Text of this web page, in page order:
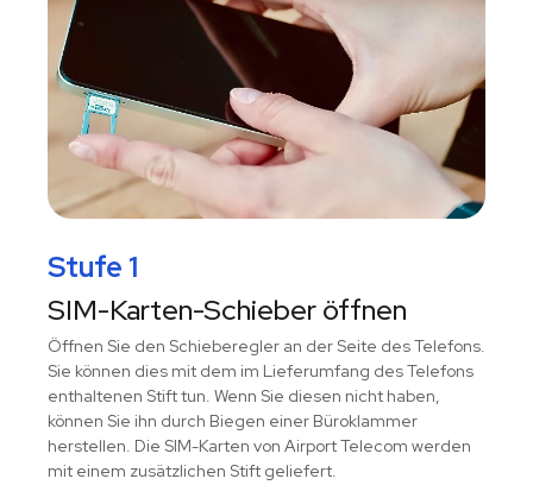
Stufe 1
SIM-Karten-Schieber öffnen
Öffnen Sie den Schieberegler an der Seite des Telefons.
Sie können dies mit dem im Lieferumfang des Telefons
enthaltenen Stift tun. Wenn Sie diesen nicht haben,
können Sie ihn durch Biegen einer Büroklammer
herstellen. Die SIM-Karten von Airport Telecom werden
mit einem zusätzlichen Stift geliefert.